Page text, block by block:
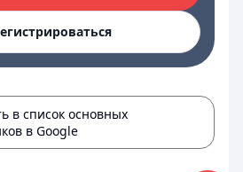
в список основных
в Google